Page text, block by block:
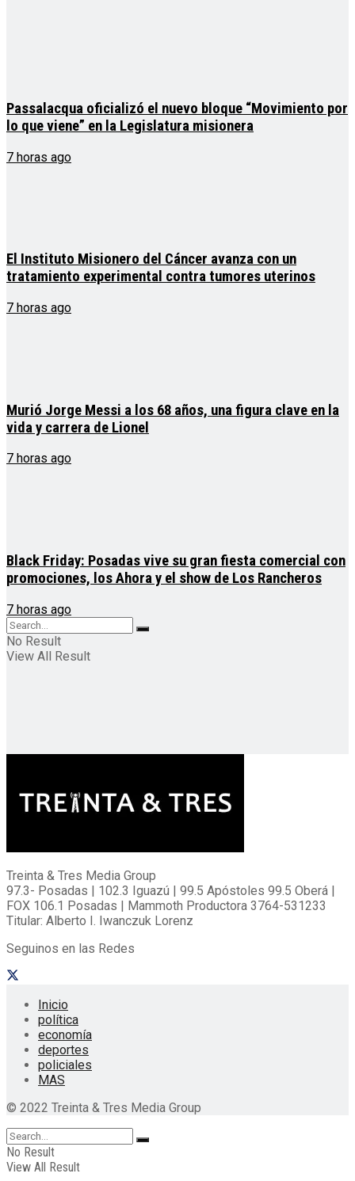
Passalacqua oficializó el nuevo bloque “Movimiento por
lo que viene” en la Legislatura misionera
7 horas ago
El Instituto Misionero del Cáncer avanza con un
tratamiento experimental contra tumores uterinos
7 horas ago
Murió Jorge Messi a los 68 años, una figura clave en la
vida y carrera de Lionel
7 horas ago
Black Friday: Posadas vive su gran fiesta comercial con
promociones, los Ahora y el show de Los Rancheros
7 horas ago
No Result
View All Result
Treinta & Tres Media Group
97.3- Posadas | 102.3 Iguazú | 99.5 Apóstoles 99.5 Oberá |
FOX 106.1 Posadas | Mammoth Productora 3764-531233
Titular: Alberto I. Iwanczuk Lorenz
Seguinos en las Redes
Inicio
política
economía
deportes
policiales
MAS
© 2022 Treinta & Tres Media Group
No Result
View All Result